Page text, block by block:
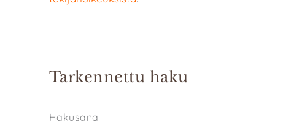
Tarkennettu haku
Hakusana